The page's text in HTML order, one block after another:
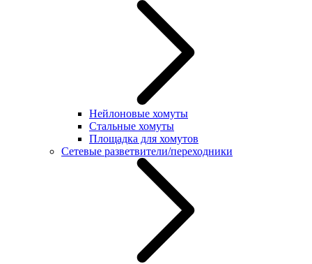
Нейлоновые хомуты
Стальные хомуты
Площадка для хомутов
Сетевые разветвители/переходники